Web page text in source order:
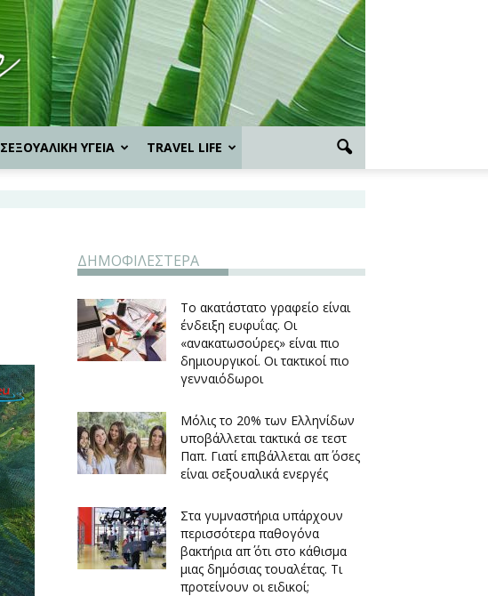
ΣΕΞΟΥΑΛΙΚΗ ΥΓΕΙΑ TRAVEL LIFE
ΔΗΜΟΦΙΛΕΣΤΕΡΑ
Το ακατάστατο γραφείο είναι
ένδειξη ευφυΐας. Οι
«ανακατωσούρες» είναι πιο
δημιουργικοί. Οι τακτικοί πιο
γενναιόδωροι
Μόλις το 20% των Ελληνίδων
υποβάλλεται τακτικά σε τεστ
Παπ. Γιατί επιβάλλεται απ΄ όσες
είναι σεξουαλικά ενεργές
Στα γυμναστήρια υπάρχουν
περισσότερα παθογόνα
βακτήρια απ΄ ότι στο κάθισμα
μιας δημόσιας τουαλέτας. Τι
προτείνουν οι ειδικοί;